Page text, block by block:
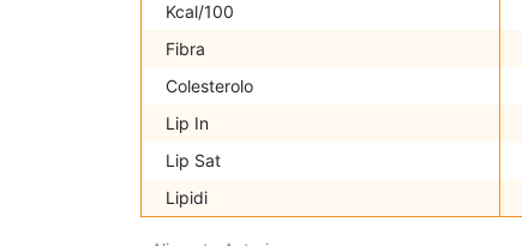
Kcal/100
Fibra
Colesterolo
Lip In
Lip Sat
Lipidi